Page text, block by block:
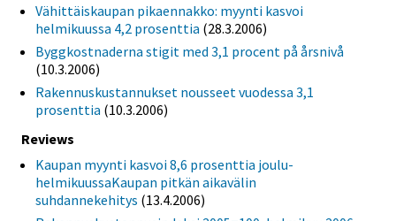
Vähittäiskaupan pikaennakko: myynti kasvoi
helmikuussa 4,2 prosenttia (28.3.2006)
Byggkostnaderna stigit med 3,1 procent på årsnivå
(10.3.2006)
Rakennuskustannukset nousseet vuodessa 3,1
prosenttia (10.3.2006)
Reviews
Kaupan myynti kasvoi 8,6 prosenttia joulu-
helmikuussaKaupan pitkän aikavälin
suhdannekehitys (13.4.2006)